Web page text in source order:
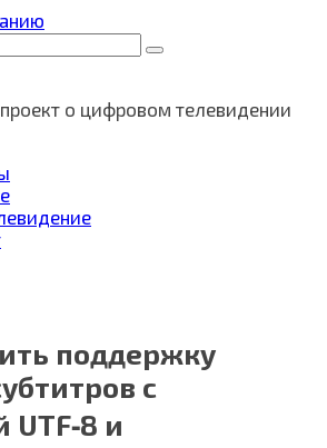
о цифровом телевидении
поддержку
с
UTF‑8 и